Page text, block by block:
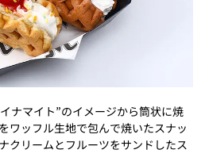
ナマイト”のイメージから筒状に焼
ワッフル生地で包んで焼いたスナッ
クリームとフルーツをサンドしたス